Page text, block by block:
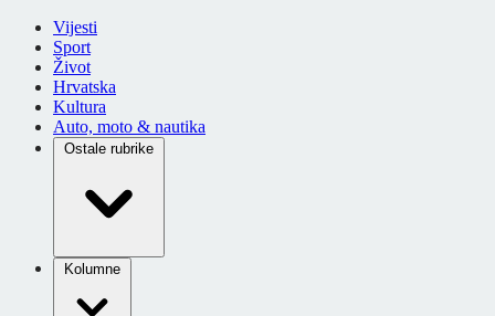
Vijesti
Sport
Život
Hrvatska
Kultura
Auto, moto & nautika
Ostale rubrike
Kolumne